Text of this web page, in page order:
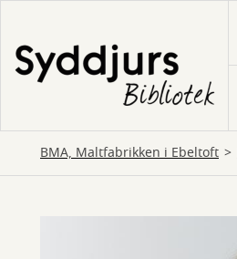
hovedindhold
BMA, Maltfabrikken i Ebeltoft